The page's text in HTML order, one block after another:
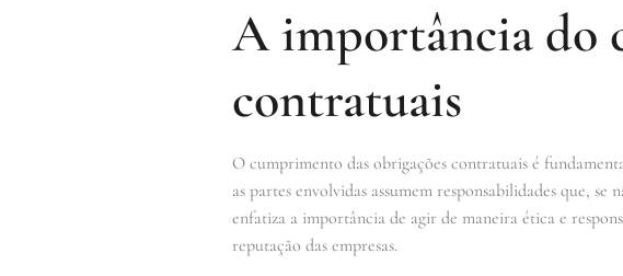
A importância do
contratuais
O cumprimento das obrigações contratuais é
as partes envolvidas assumem responsabilidades que,
enfatiza a importância de agir de maneira ética e
reputação das empresas.